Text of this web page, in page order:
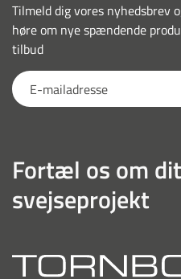
Tilmeld dig vores
høre om nye spændende
tilbud
Fortæl os om
svejseprojekt